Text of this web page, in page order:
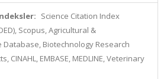
Science Citation Index
Scopus, Agricultural &
Database, Biotechnology Research
CINAHL, EMBASE, MEDLINE, Veterinary